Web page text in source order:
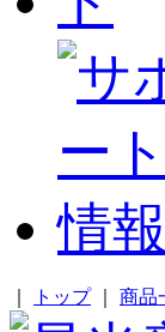
トップ｜ 商品